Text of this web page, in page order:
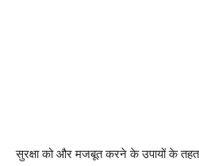
सुरक्षा को और मजबूत करने के उपायों के